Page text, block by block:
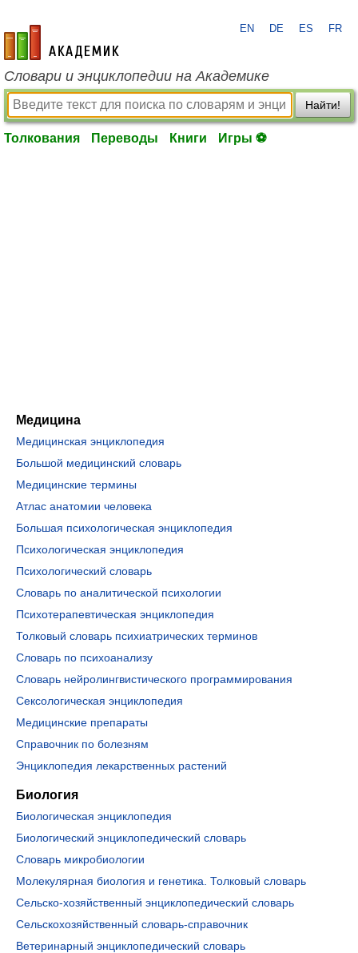
academic.ru
EN DE ES FR
Словари и энциклопедии на Академике
Найти!
Толкования Переводы Книги Игры ⚽
Медицина
Медицинская энциклопедия
Большой медицинский словарь
Медицинские термины
Атлас анатомии человека
Большая психологическая энциклопедия
Психологическая энциклопедия
Психологический словарь
Словарь по аналитической психологии
Психотерапевтическая энциклопедия
Толковый словарь психиатрических терминов
Словарь по психоанализу
Словарь нейролингвистического программирования
Сексологическая энциклопедия
Медицинские препараты
Справочник по болезням
Энциклопедия лекарственных растений
Биология
Биологическая энциклопедия
Биологический энциклопедический словарь
Словарь микробиологии
Молекулярная биология и генетика. Толковый словарь
Сельско-хозяйственный энциклопедический словарь
Сельскохозяйственный словарь-справочник
Ветеринарный энциклопедический словарь